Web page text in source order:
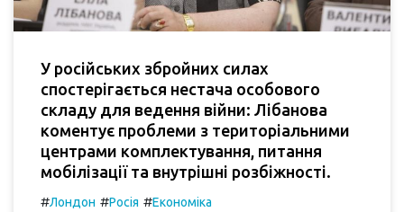
У російських збройних силах
спостерігається нестача особового
складу для ведення війни: Лібанова
коментує проблеми з територіальними
центрами комплектування, питання
мобілізації та внутрішні розбіжності.
#Лондон #Росія #Економіка